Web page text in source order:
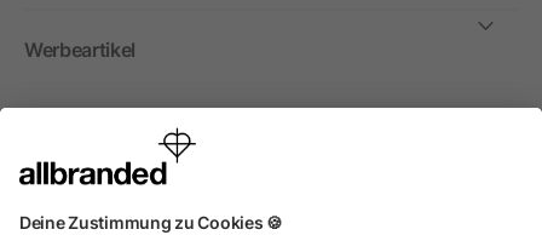
Werbeartikel
International